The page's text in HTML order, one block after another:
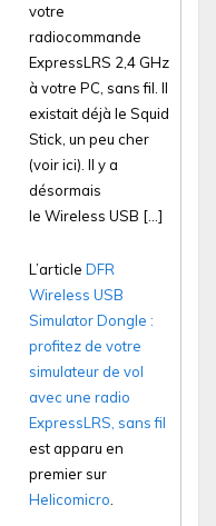
votre
radiocommande
ExpressLRS 2,4 GHz
à votre PC, sans fil. Il
existait déjà le Squid
Stick, un peu cher
(voir ici). Il y a
désormais
le Wireless USB […]
L’article DFR
Wireless USB
Simulator Dongle :
profitez de votre
simulateur de vol
avec une radio
ExpressLRS, sans fil
est apparu en
premier sur
Helicomicro